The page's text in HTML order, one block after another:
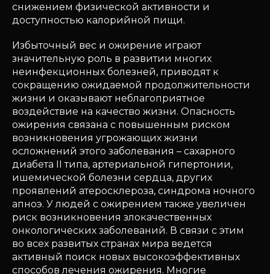
снижением физической активности и
доступностью калорийной пищи.
Избыточный вес и ожирение играют
значительную роль в развитии многих
неинфекционных болезней, приводят к
сокращению ожидаемой продолжительности
жизни и оказывают неблагоприятное
воздействие на качество жизни. Опасность
ожирения связана с повышенным риском
возникновения угрожающих жизни
осложнений этого заболевания – сахарного
диабета II типа, артериальной гипертонии,
ишемической болезни сердца, других
проявлений атеросклероза, синдрома ночного
апноэ. У людей с ожирением также увеличен
риск возникновения злокачественных
онкологических заболеваний. В связи с этим
во всех развитых странах мира ведется
активный поиск новых высокоэффективных
способов лечения ожирения. Многие